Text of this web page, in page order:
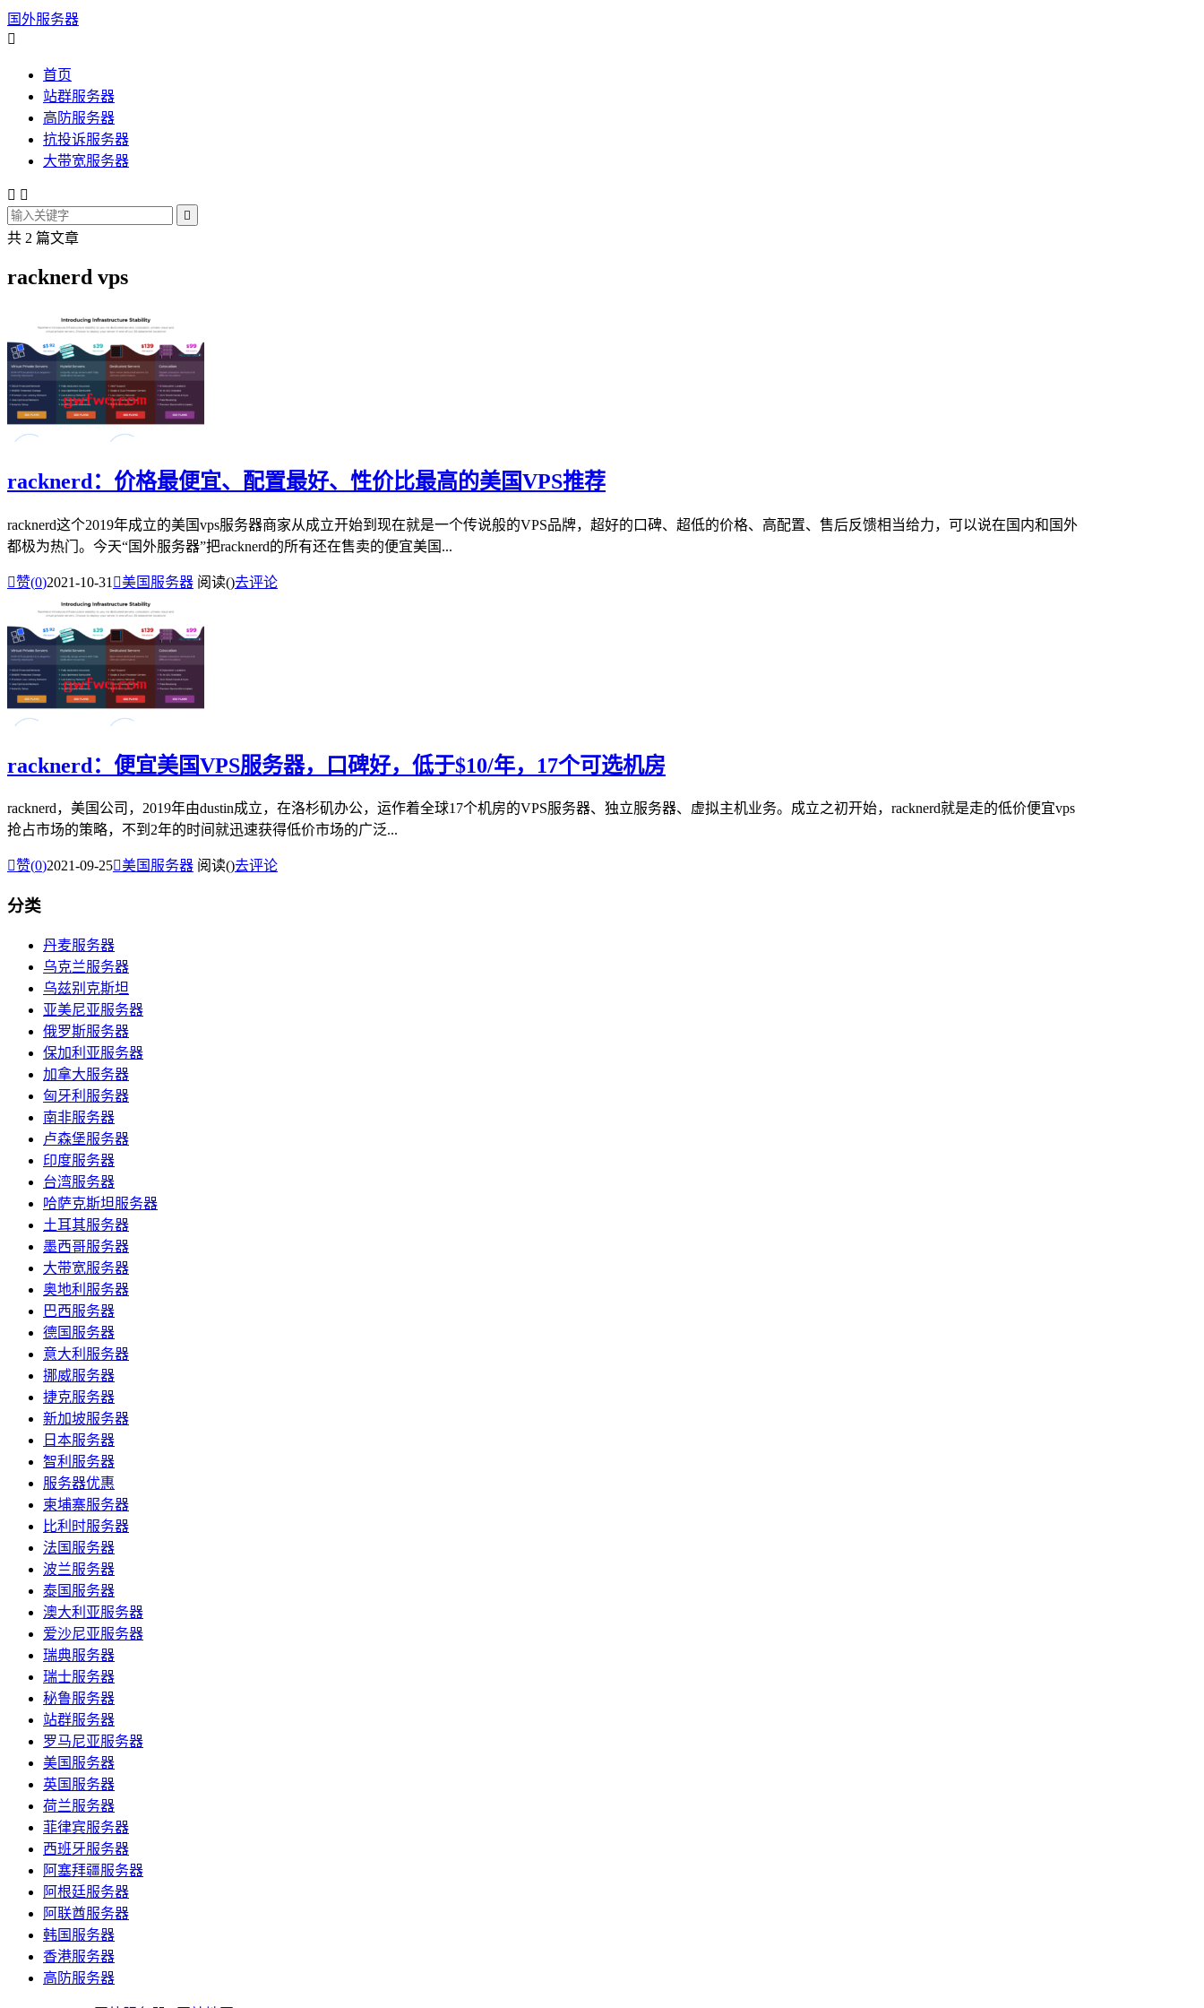
国外服务器

首页
站群服务器
高防服务器
抗投诉服务器
大带宽服务器
 

共 2 篇文章
racknerd vps
racknerd：价格最便宜、配置最好、性价比最高的美国VPS推荐
racknerd这个2019年成立的美国vps服务器商家从成立开始到现在就是一个传说般的VPS品牌，超好的口碑、超低的价格、高配置、售后反馈相当给力，可以说在国内和国外
都极为热门。今天“国外服务器”把racknerd的所有还在售卖的便宜美国...
赞(0)2021-10-31 美国服务器 阅读()去评论
racknerd：便宜美国VPS服务器，口碑好，低于$10/年，17个可选机房
racknerd，美国公司，2019年由dustin成立，在洛杉矶办公，运作着全球17个机房的VPS服务器、独立服务器、虚拟主机业务。成立之初开始，racknerd就是走的低价便宜vps
抢占市场的策略，不到2年的时间就迅速获得低价市场的广泛...
赞(0)2021-09-25美国服务器 阅读()去评论
分类
丹麦服务器
乌克兰服务器
乌兹别克斯坦
亚美尼亚服务器
俄罗斯服务器
保加利亚服务器
加拿大服务器
匈牙利服务器
南非服务器
卢森堡服务器
印度服务器
台湾服务器
哈萨克斯坦服务器
土耳其服务器
墨西哥服务器
大带宽服务器
奥地利服务器
巴西服务器
德国服务器
意大利服务器
挪威服务器
捷克服务器
新加坡服务器
日本服务器
智利服务器
服务器优惠
柬埔寨服务器
比利时服务器
法国服务器
波兰服务器
泰国服务器
澳大利亚服务器
爱沙尼亚服务器
瑞典服务器
瑞士服务器
秘鲁服务器
站群服务器
罗马尼亚服务器
美国服务器
英国服务器
荷兰服务器
菲律宾服务器
西班牙服务器
阿塞拜疆服务器
阿根廷服务器
阿联酋服务器
韩国服务器
香港服务器
高防服务器